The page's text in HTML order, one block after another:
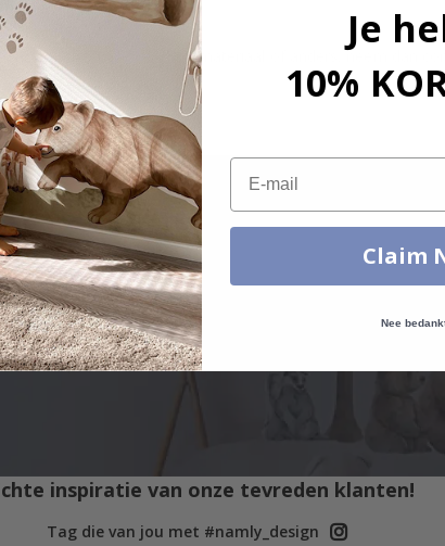
hoeveelheid, kleur, vorm, materiaal of anders, neem dan
inspiratie van onze tevreden klanten!
Tag die van jou met #namly_design
Je
10%
Email
Claim
Nee